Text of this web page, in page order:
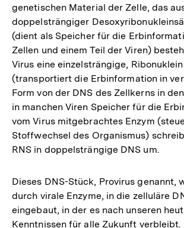
genetischen Material der Zelle, das
doppelsträngiger
(dient als Speicher für die
Zellen und einem Teil der Viren)
Virus eine einzelsträngige,
(transportiert die Erbinformation in
Form von der DNS des Zellkerns in
in manchen Viren Speicher für die
vom Virus mitgebrachtes Enzym
Stoffwechsel des Organismus)
RNS in doppelsträngige DNS um.
Dieses DNS-Stück, Provirus genannt,
durch virale Enzyme, in die zelluläre
eingebaut, in der es nach unseren
Kenntnissen für alle Zukunft verbleibt.